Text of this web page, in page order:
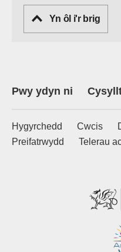
Yn ôl i'r brig
Pwy ydyn ni
Hygyrchedd Cwcis
Preifatrwydd
Telerau